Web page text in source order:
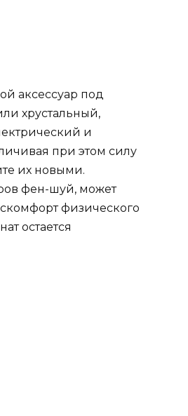
аксессуар под
хрустальный,
и
при этом силу
их новыми.
фен-шуй, может
физического
остается